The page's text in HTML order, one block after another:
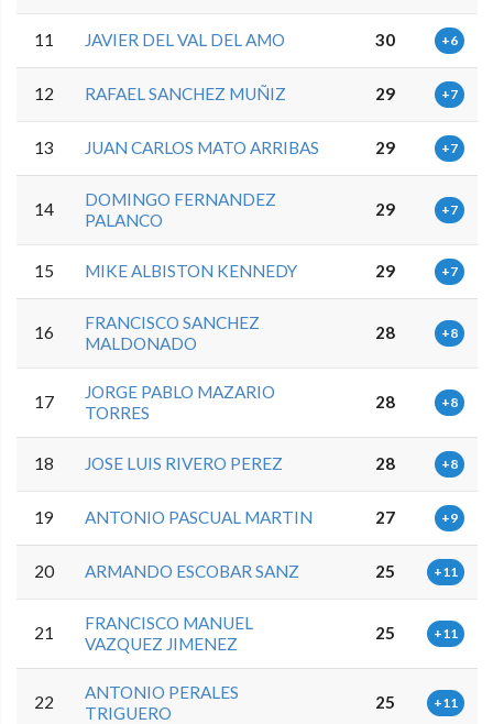
11 JAVIER DEL VAL DEL AMO 30 +6
12 RAFAEL SANCHEZ MUÑIZ 29 +7
13 JUAN CARLOS MATO ARRIBAS 29 +7
14
DOMINGO FERNANDEZ
PALANCO
29 +7
15 MIKE ALBISTON KENNEDY 29 +7
16
FRANCISCO SANCHEZ
MALDONADO
28 +8
17
JORGE PABLO MAZARIO
TORRES
28 +8
18 JOSE LUIS RIVERO PEREZ 28 +8
19 ANTONIO PASCUAL MARTIN 27 +9
20 ARMANDO ESCOBAR SANZ 25 +11
21
FRANCISCO MANUEL
VAZQUEZ JIMENEZ
25 +11
22
ANTONIO PERALES
TRIGUERO
25 +11